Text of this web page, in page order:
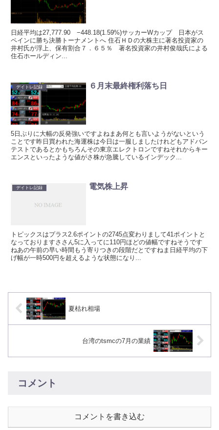
日経平均は27,777.90 −448.18(1.59%)サッカーWカップ 日本がス
ペインに勝ち決勝トーナメントへ 住石ＨＤの大株主に著名投資家の
井村氏が浮上、保有割合７．６５％ 著名投資家の井村俊哉氏による
住石ホールディン...
デイトレ記録 ６月末最終権利落ち日
5日ぶりに大幅の反発強いですよねまあ何とも言いようがないという
ことです昨日買われた海運株は今日は一服しましたけれどもアドバン
テストであるとかもちろんその東京エレクトロンですねそれからキー
エンスといったような値がさ株が急騰しているインデック...
デイトレ記録 電気株上昇
トピックスはプラス2.6ポイントの2745点変わりまして41ポイントと
なっておりますささん5に入ってに110円ほどの値幅ですねそうです
ねあの午前の早い時間もう寄りつきの段階だとですねま日経平均の下
げ幅が一時500円を超えるような状態になり...
夏枯れ相場
台湾のtsmcの7月の業績
コメント
コメントを書き込む